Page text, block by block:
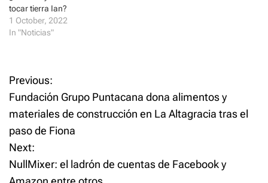
w
)
o
w
)
tocar tierra Ian?
1 October, 2022
In "Noticias"
P
o
s
t
Previous:
Fundación Grupo Puntacana dona alimentos y
materiales de construcción en La Altagracia tras el
paso de Fiona
Next:
NullMixer: el ladrón de cuentas de Facebook y